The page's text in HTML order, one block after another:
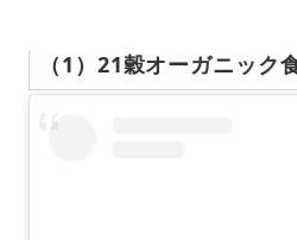
（1）21穀オーガニック